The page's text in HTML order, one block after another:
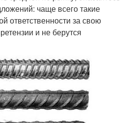
чаще всего такие
ответственности за свою
и не берутся